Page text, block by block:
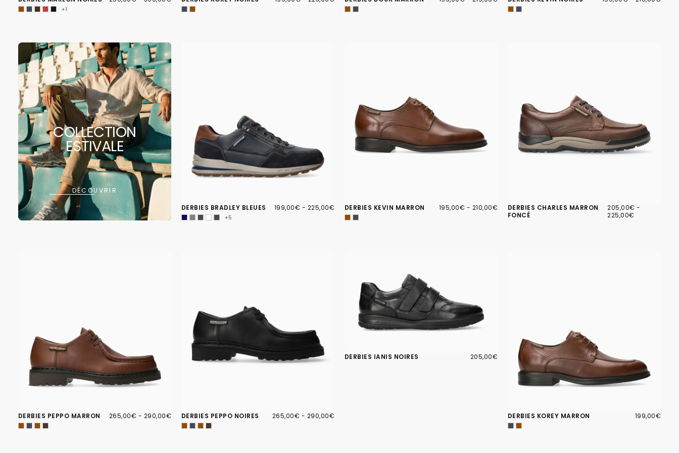
+1
COLLECTION
ESTIVALE
DÉCOUVRIR
DERBIES BRADLEY BLEUES
199,00€
PRIX
199,00€ - PRIX
225,00€
+5
DERBIES KEVIN MARRON 195,00€
PRIX
195,00€ - PRIX
210,00€
DERBIES CHARLES MARRON
FONCÉ
205,00€
PRIX
MINIMUM
205,00€ -
225,00€
DERBIES PEPPO MARRON 265,00€
PRIX
265,00€ - PRIX
290,00€ DERBIES PEPPO NOIRES 265,00€
PRIX
265,00€ - PRIX
290,00€
DERBIES IANIS NOIRES 205,00€
PRIX
205,00€
DERBIES KOREY MARRON 199,00€
PRIX
199,00€